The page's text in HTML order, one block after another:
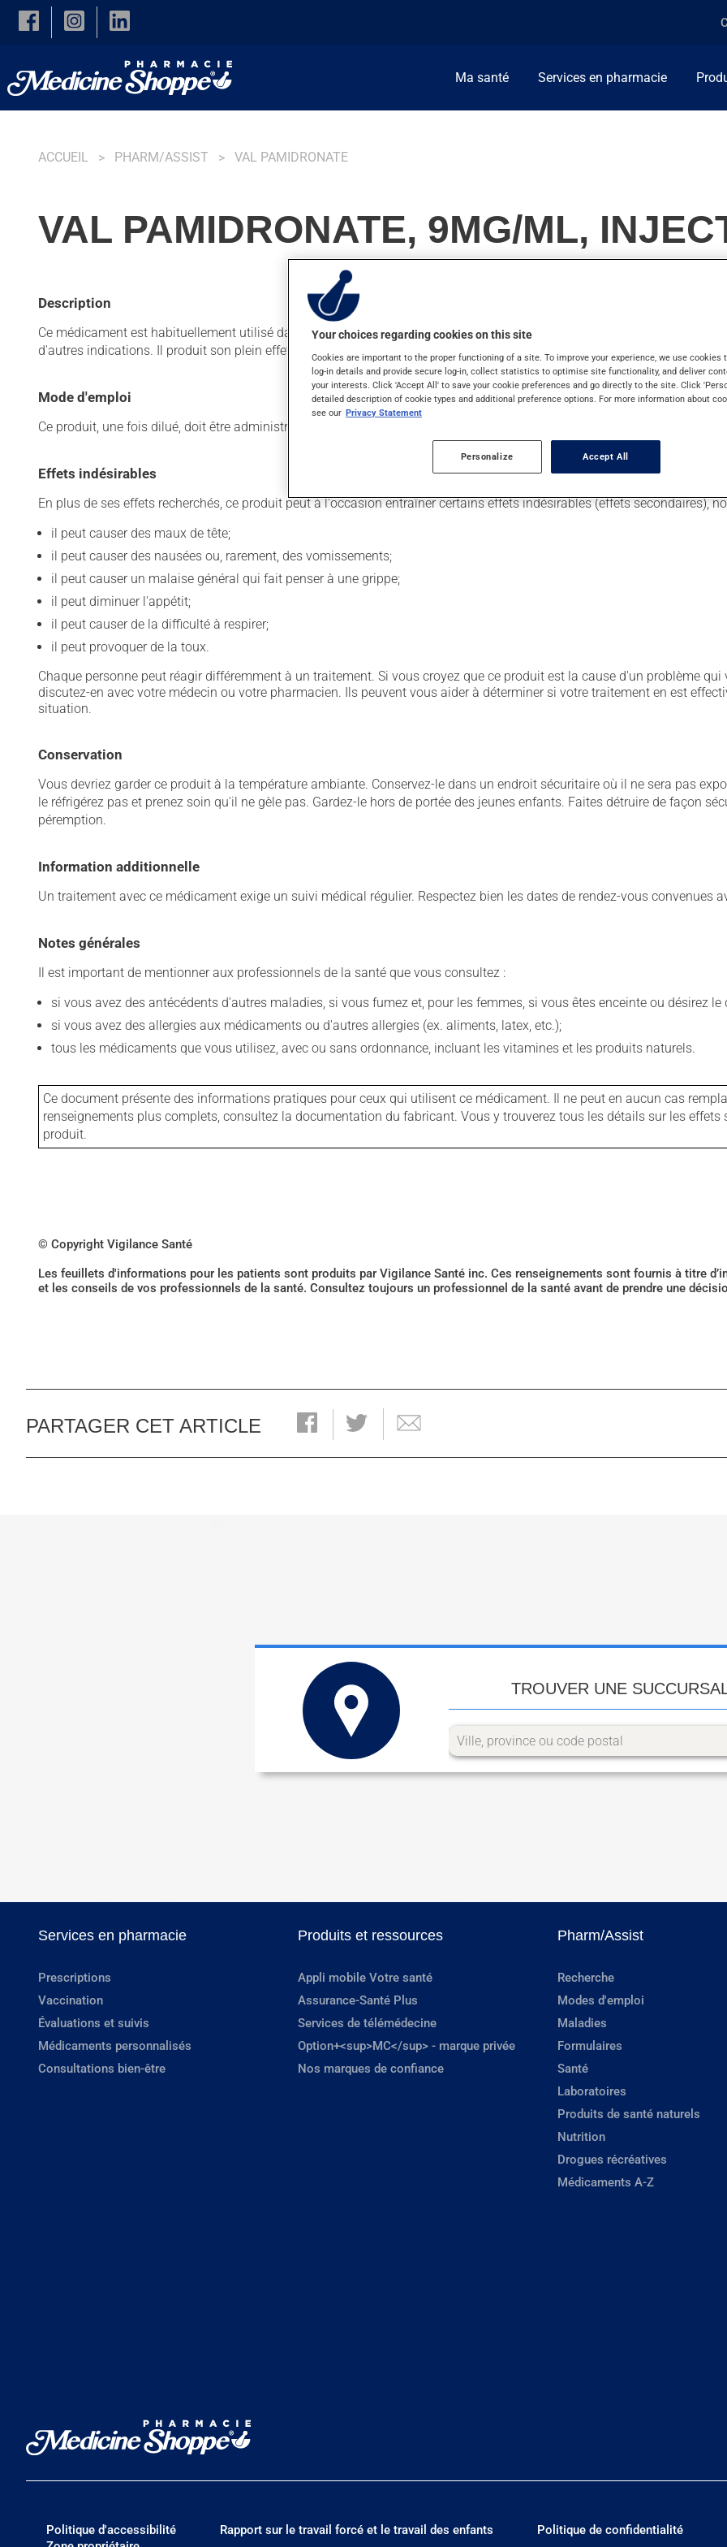
Skip to main content
Ma santé Services en pharmacie
ACCUEIL PHARM/ASSIST VAL PAMIDRONATE
VAL PAMIDRONATE, 9MG/ML,
Description
Ce médicament est habituellement utilisé dans le cadre d'un traitement de chimiothérapie. On l'emploie aussi pour la
d'autres indications. Il produit son plein effet après quelques jours.
Mode d'emploi
Ce produit, une fois dilué, doit être administré par voie intraveineuse sur quelques heures, par des professionnels de la
Effets indésirables
En plus de ses effets recherchés, ce produit peut à l'occasion entraîner certains effets indésirables (effets secondaires),
il peut causer des maux de tête;
il peut causer des nausées ou, rarement, des vomissements;
il peut causer un malaise général qui fait penser à une grippe;
il peut diminuer l'appétit;
il peut causer de la difficulté à respirer;
il peut provoquer de la toux.
Chaque personne peut réagir différemment à un traitement. Si vous croyez que ce produit est la cause d'un problème
discutez-en avec votre médecin ou votre pharmacien. Ils peuvent vous aider à déterminer si votre traitement en est
situation.
Conservation
Vous devriez garder ce produit à la température ambiante. Conservez-le dans un endroit sécuritaire où il ne sera pas
le réfrigérez pas et prenez soin qu'il ne gèle pas. Gardez-le hors de portée des jeunes enfants. Faites détruire de façon
péremption.
Information additionnelle
Un traitement avec ce médicament exige un suivi médical régulier. Respectez bien les dates de rendez-vous convenues
Notes générales
Il est important de mentionner aux professionnels de la santé que vous consultez :
si vous avez des antécédents d'autres maladies, si vous fumez et, pour les femmes, si vous êtes enceinte ou désirez le
si vous avez des allergies aux médicaments ou d'autres allergies (ex. aliments, latex, etc.);
tous les médicaments que vous utilisez, avec ou sans ordonnance, incluant les vitamines et les produits naturels.
Ce document présente des informations pratiques pour ceux qui utilisent ce médicament. Il ne peut en aucun cas
renseignements plus complets, consultez la documentation du fabricant. Vous y trouverez tous les détails sur les
produit.
© Copyright Vigilance Santé
Les feuillets d'informations pour les patients sont produits par Vigilance Santé inc. Ces renseignements sont fournis à titre
et les conseils de vos professionnels de la santé. Consultez toujours un professionnel de la santé avant de prendre une
PARTAGER CET ARTICLE
TROUVER UNE
Services en pharmacie
Prescriptions
Vaccination
Évaluations et suivis
Médicaments personnalisés
Consultations bien-être
Produits et ressources
Appli mobile Votre santé
Assurance-Santé Plus
Services de télémédecine
Option+<sup>MC</sup> - marque privée
Nos marques de confiance
Pharm/Assist
Recherche
Modes d'emploi
Maladies
Formulaires
Santé
Laboratoires
Produits de santé naturels
Nutrition
Drogues récréatives
Médicaments A-Z
Politique d'accessibilité Rapport sur le travail forcé et le travail des enfants
Politique de confidentialité
Your choices regarding cookies on this site
Cookies are important to the proper functioning of a site. To improve your experience, we use cookies
log-in details and provide secure log-in, collect statistics to optimise site functionality, and deliver
your interests. Click 'Accept All' to save your cookie preferences and go directly to the site. Click
detailed description of cookie types and additional preference options. For more information about
see our Privacy Statement
Personalize Accept All